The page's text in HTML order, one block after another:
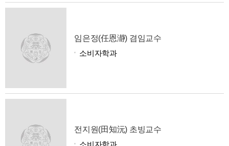
임은정(任恩瀞) 겸임교수
소비자학과
전지원(田知沅) 초빙교수
소비자학과